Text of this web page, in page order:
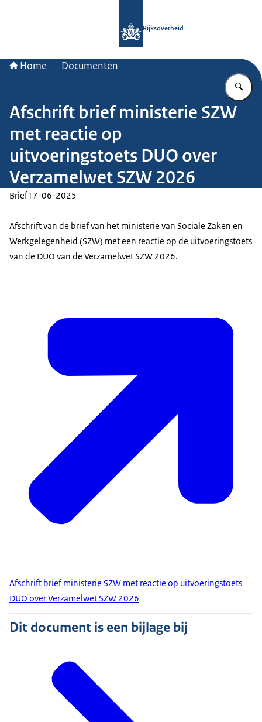
Rijksoverheid
Home Documenten
Afschrift brief ministerie SZW
met reactie op
uitvoeringstoets DUO over
Verzamelwet SZW 2026
Brief17-06-2025
Afschrift van de brief van het ministerie van Sociale Zaken en
Werkgelegenheid (SZW) met een reactie op de uitvoeringstoets
van de DUO van de Verzamelwet SZW 2026.
Afschrift brief ministerie SZW met reactie op uitvoeringstoets
DUO over Verzamelwet SZW 2026
Dit document is een bijlage bij